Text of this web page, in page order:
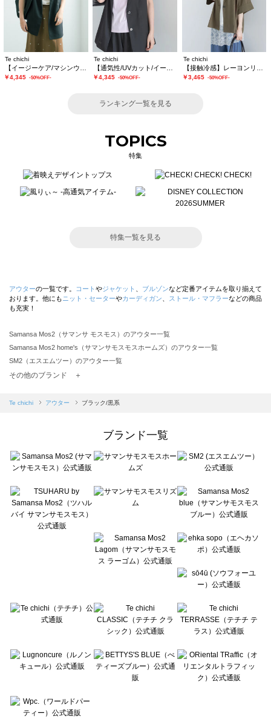
Te chichi
￥4,345 -50%OFF-
Te chichi
￥4,345 -50%OFF-
Te chichi
￥3,465 -50%OFF-
ランキング一覧を見る
TOPICS
特集
特集一覧を見る
アウターの一覧です。 コート やジャケット ブルゾンなど定番アイテムを取り揃えて
おります。他にも ニット・セーターやカーディガン ストール・マフラーなどの商品
も充実！
Samansa Mos2（サマンサ モスモス）のアウター一覧
Samansa Mos2 home's（サマンサモスモスホームズ）のアウター一覧
SM2（エスエムツー）のアウター一覧
TSUHARU by Samansa Mos2（ツハルバイサマンサモスモス）のアウター一覧
Samansa Mos2 blue（サマンサモスモス ブルー）のアウター一覧
sō4ū（ソウフォーユー）のアウター一覧
Te chichi（テチチ）のアウター一覧
Te chichi CLASSIC（テチチ クラシック）のアウター一覧
Lugnoncure（ルノンキュール）のアウター一覧
BETTY'S BLUE（べティーズブルー）のアウター一覧
Wpc.（ワールドパーティー）のアウター一覧
その他のブランド ＋
Te chichi アウター ブラック/黒系
ブランド一覧